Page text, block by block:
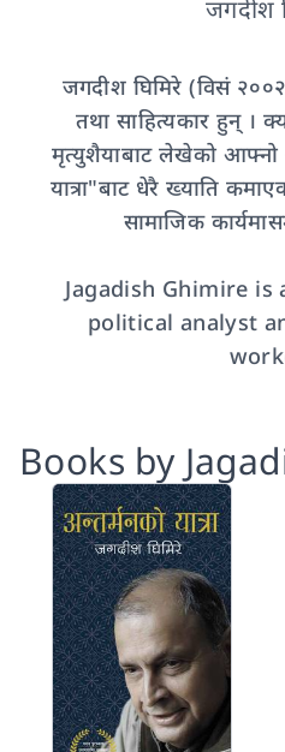
जगदीश
जगदीश घिमिरे (विसं
तथा साहित्यकार हुन् ।
मृत्युशैयाबाट लेखेको आफ्नो
यात्रा"बाट धेरै ख्याति
सामाजिक
Jagadish Ghimire is
political analyst
Books by